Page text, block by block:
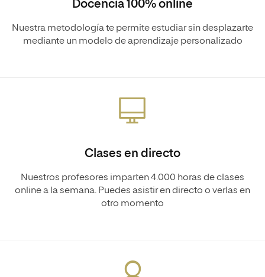
Docencia 100% online
Nuestra metodología te permite estudiar sin desplazarte
mediante un modelo de aprendizaje personalizado
Clases en directo
Nuestros profesores imparten 4.000 horas de clases
online a la semana. Puedes asistir en directo o verlas en
otro momento